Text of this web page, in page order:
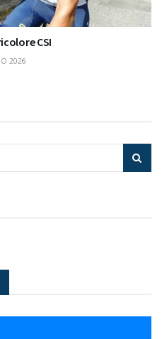
CSI
2026